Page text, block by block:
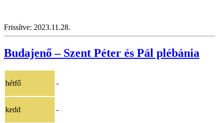
Frissítve: 2023.11.28.
Budajenő – Szent Péter és Pál plébánia
hétfő -
kedd -